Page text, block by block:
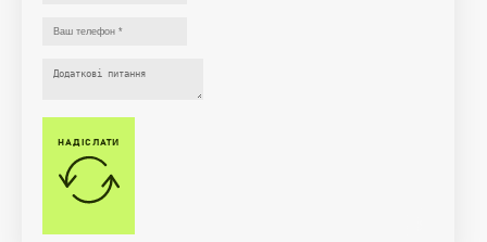
НАДІСЛАТИ